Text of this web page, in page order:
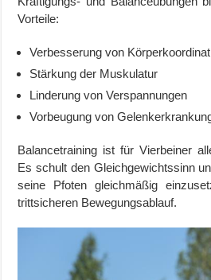
Vorteile:
Verbesserung von
Stärkung der Muskulatur
Linderung von Verspannungen
Vorbeugung von
Balancetraining ist für Vierbeiner
Es schult den Gleichgewichtssinn
seine Pfoten gleichmäßig
trittsicheren Bewegungsablauf.